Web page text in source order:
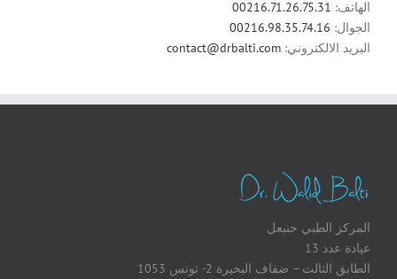
الهاتف: 00216.71.26.75.31
الجوال: 00216.98.35.74.16
البريد الالكتروني: contact@drbalti.com
المركز الطبي حنبعل
عيادة عدد 13
الطابق الثالث – ضفاف البحيرة 2- تونس 1053